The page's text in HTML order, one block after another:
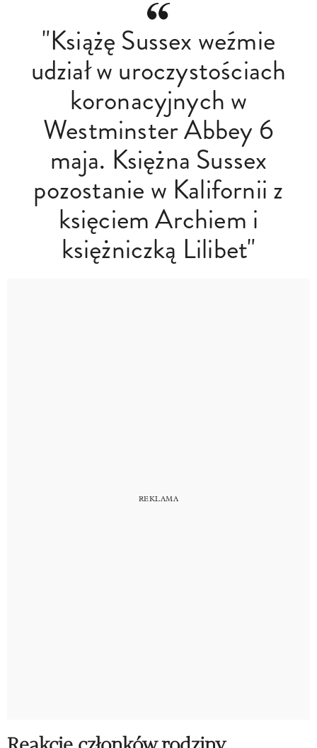
"Książę Sussex weźmie
udział w uroczystościach
koronacyjnych w
Westminster Abbey 6
maja. Księżna Sussex
pozostanie w Kalifornii z
księciem Archiem i
księżniczką Lilibet"